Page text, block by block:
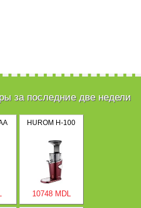
за последние две недели
HUROM H-100
10748 MDL